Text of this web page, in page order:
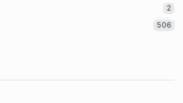
2
506